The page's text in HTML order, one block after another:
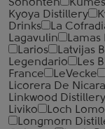
Sohonten
Kyoya Distillery
Drinks
La
Lagavulin
Lamas
Larios
Latvijas
Legendario
Les
France
LeVecke
Licorera De
Linkwood Distillery
Liviko
Loch
Longmorn